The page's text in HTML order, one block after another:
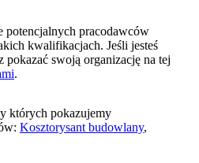
potencjalnych pracodawców
kwalifikacjach. Jeśli jesteś
pokazać swoją organizację na tej
.
których pokazujemy
Kosztorysant budowlany,